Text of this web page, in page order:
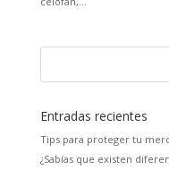
Entradas recientes
Tips para proteger tu
¿Sabías que existen